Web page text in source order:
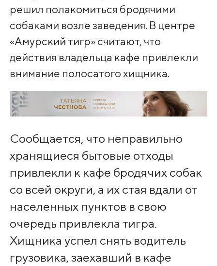
решил полакомиться бродячими
собаками возле заведения. В центре
«Амурский тигр» считают, что
действия владельца кафе привлекли
внимание полосатого хищника.
Сообщается, что неправильно
хранящиеся бытовые отходы
привлекли к кафе бродячих собак
со всей округи, а их стая вдали от
населенных пунктов в свою
очередь привлекла тигра.
Хищника успел снять водитель
грузовика, заехавший в кафе